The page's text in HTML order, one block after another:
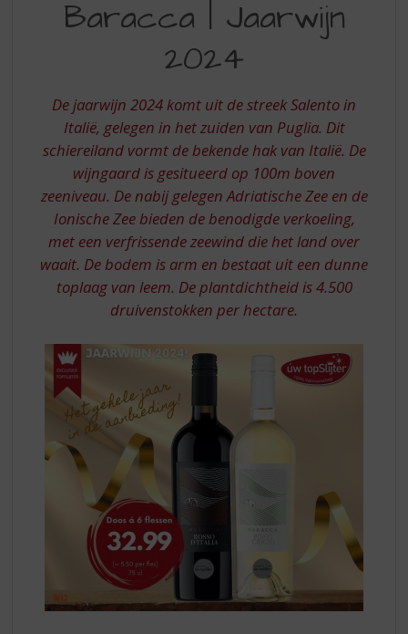
2024
Baracca | Jaarwijn
2024
De jaarwijn 2024 komt uit de streek Salento in
Italië, gelegen in het zuiden van Puglia. Dit
schiereiland vormt de bekende hak van Italië. De
wijngaard is gesitueerd op 100m boven
zeeniveau. De nabij gelegen Adriatische Zee en de
Ionische Zee bieden de benodigde verkoeling,
met een verfrissende zeewind die het land over
waait. De bodem is arm en bestaat uit een dunne
toplaag van leem. De plantdichtheid is 4.500
druivenstokken per hectare.